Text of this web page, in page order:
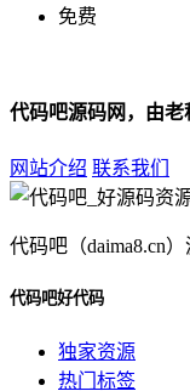
免费
代码吧源码网，由
网站介绍 联系我们
代码吧（daima8.cn
代码吧好代码
独家资源
热门标签